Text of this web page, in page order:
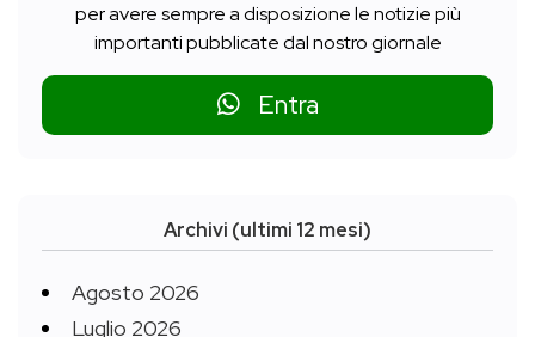
per avere sempre a disposizione le notizie più
importanti pubblicate dal nostro giornale
Entra
Archivi (ultimi 12 mesi)
Agosto 2026
Luglio 2026